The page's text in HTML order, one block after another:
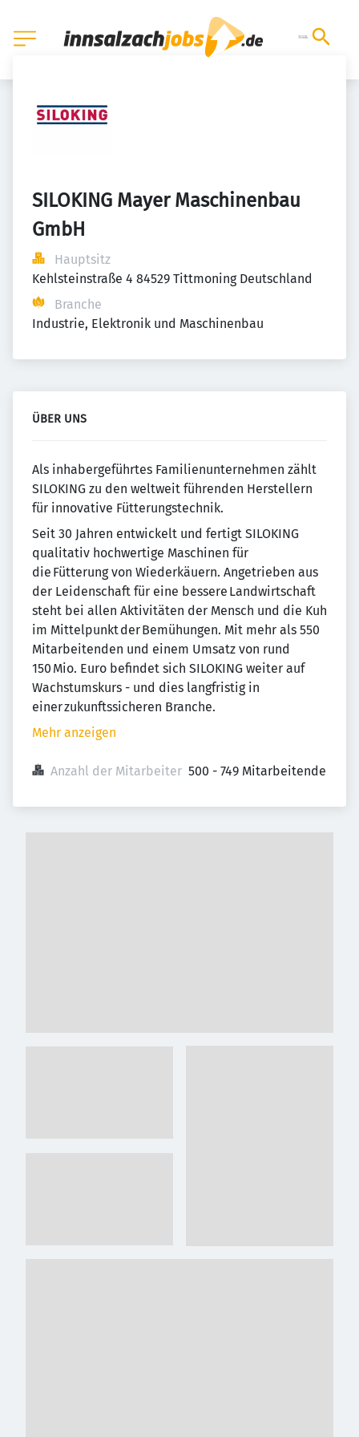
SILOKING Mayer Maschinenbau
GmbH
Hauptsitz
Kehlsteinstraße 4 84529 Tittmoning Deutschland
Branche
Industrie, Elektronik und Maschinenbau
ÜBER UNS
Als inhabergeführtes Familienunternehmen zählt
SILOKING zu den weltweit führenden Herstellern
für innovative Fütterungstechnik.
Seit 30 Jahren entwickelt und fertigt SILOKING
qualitativ hochwertige Maschinen für
die Fütterung von Wiederkäuern. Angetrieben aus
der Leidenschaft für eine bessere Landwirtschaft
steht bei allen Aktivitäten der Mensch und die Kuh
im Mittelpunkt der Bemühungen. Mit mehr als 550
Mitarbeitenden und einem Umsatz von rund
150 Mio. Euro befindet sich SILOKING weiter auf
Wachstumskurs - und dies langfristig in
einer zukunftssicheren Branche.
Mehr anzeigen
Anzahl der Mitarbeiter 500 - 749 Mitarbeitende